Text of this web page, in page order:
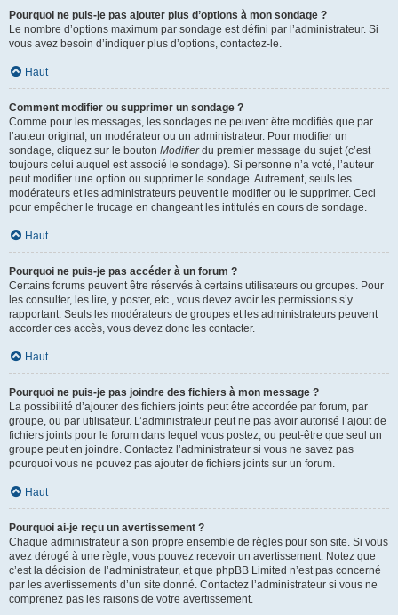
Pourquoi ne puis-je pas ajouter plus d’options à mon sondage ?
Le nombre d’options maximum par sondage est défini par l’administrateur. Si
vous avez besoin d’indiquer plus d’options, contactez-le.
Haut
Comment modifier ou supprimer un sondage ?
Comme pour les messages, les sondages ne peuvent être modifiés que par
l’auteur original, un modérateur ou un administrateur. Pour modifier un
sondage, cliquez sur le bouton Modifierdu premier message du sujet (c’est
toujours celui auquel est associé le sondage). Si personne n’a voté, l’auteur
peut modifier une option ou supprimer le sondage. Autrement, seuls les
modérateurs et les administrateurs peuvent le modifier ou le supprimer. Ceci
pour empêcher le trucage en changeant les intitulés en cours de sondage.
Haut
Pourquoi ne puis-je pas accéder à un forum ?
Certains forums peuvent être réservés à certains utilisateurs ou groupes. Pour
les consulter, les lire, y poster, etc., vous devez avoir les permissions s’y
rapportant. Seuls les modérateurs de groupes et les administrateurs peuvent
accorder ces accès, vous devez donc les contacter.
Haut
Pourquoi ne puis-je pas joindre des fichiers à mon message ?
La possibilité d’ajouter des fichiers joints peut être accordée par forum, par
groupe, ou par utilisateur. L’administrateur peut ne pas avoir autorisé l’ajout de
fichiers joints pour le forum dans lequel vous postez, ou peut-être que seul un
groupe peut en joindre. Contactez l’administrateur si vous ne savez pas
pourquoi vous ne pouvez pas ajouter de fichiers joints sur un forum.
Haut
Pourquoi ai-je reçu un avertissement ?
Chaque administrateur a son propre ensemble de règles pour son site. Si vous
avez dérogé à une règle, vous pouvez recevoir un avertissement. Notez que
c’est la décision de l’administrateur, et que phpBB Limited n’est pas concerné
par les avertissements d’un site donné. Contactez l’administrateur si vous ne
comprenez pas les raisons de votre avertissement.